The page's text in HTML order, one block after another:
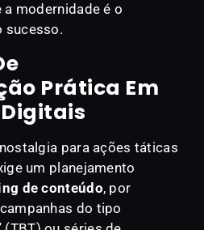
modernidade é o
sucesso.
Prática Em
para ações táticas
um planejamento
de conteúdo, por
do tipo